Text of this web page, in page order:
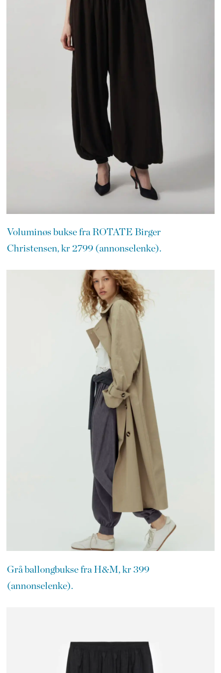
Voluminøs bukse fra ROTATE Birger
Christensen, kr 2799 (annonselenke).
Grå ballongbukse fra H&M, kr 399
(annonselenke).